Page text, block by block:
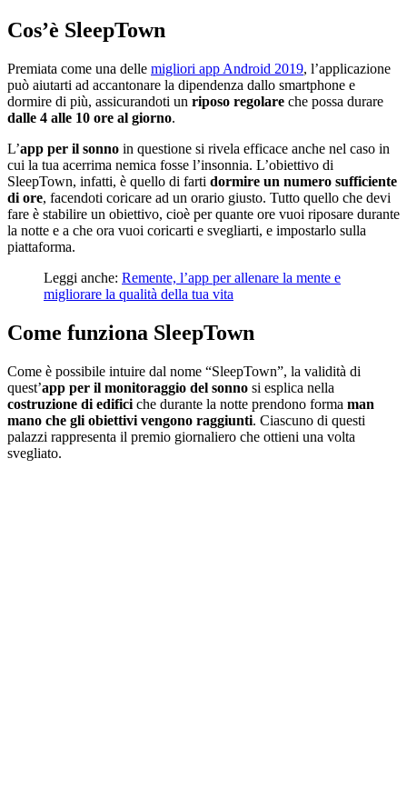
Cos’è SleepTown
Premiata come una delle migliori app Android 2019, l’applicazione
può aiutarti ad accantonare la dipendenza dallo smartphone e
dormire di più, assicurandoti un riposo regolare che possa durare
dalle 4 alle 10 ore al giorno.
L’app per il sonno in questione si rivela efficace anche nel caso in
cui la tua acerrima nemica fosse l’insonnia. L’obiettivo di
SleepTown, infatti, è quello di farti dormire un numero sufficiente
di ore, facendoti coricare ad un orario giusto. Tutto quello che devi
fare è stabilire un obiettivo, cioè per quante ore vuoi riposare durante
la notte e a che ora vuoi coricarti e svegliarti, e impostarlo sulla
piattaforma.
Leggi anche: Remente, l’app per allenare la mente e
migliorare la qualità della tua vita
Come funziona SleepTown
Come è possibile intuire dal nome “SleepTown”, la validità di
quest’app per il monitoraggio del sonno si esplica nella
costruzione di edifici che durante la notte prendono forma man
mano che gli obiettivi vengono raggiunti. Ciascuno di questi
palazzi rappresenta il premio giornaliero che ottieni una volta
svegliato.